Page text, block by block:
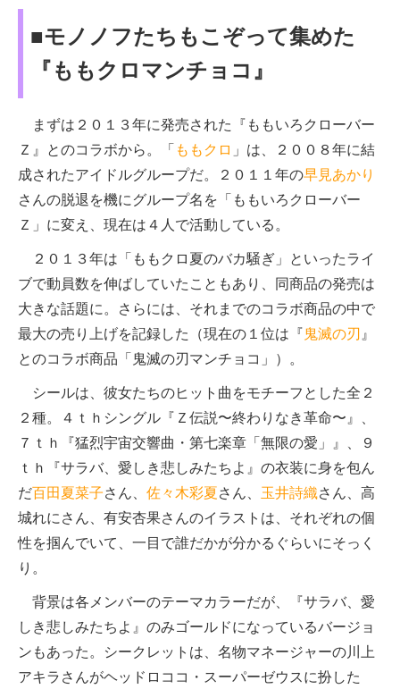
■モノノフたちもこぞって集めた
『ももクロマンチョコ』
まずは２０１３年に発売された『ももいろクローバー
Ｚ』とのコラボから。「 ももクロ 」は、２００８年に結
成されたアイドルグループだ。２０１１年の早見あかり
さんの脱退を機にグループ名を「ももいろクローバー
Ｚ」に変え、現在は４人で活動している。
２０１３年は「ももクロ夏のバカ騒ぎ」といったライ
ブで動員数を伸ばしていたこともあり、同商品の発売は
大きな話題に。さらには、それまでのコラボ商品の中で
最大の売り上げを記録した（現在の１位は『鬼滅の刃 』
とのコラボ商品「鬼滅の刃マンチョコ」）。
シールは、彼女たちのヒット曲をモチーフとした全２
２種。４ｔｈシングル『Ｚ伝説〜終わりなき革命〜』、
７ｔｈ『猛烈宇宙交響曲・第七楽章「無限の愛」』、９
ｔｈ『サラバ、愛しき悲しみたちよ』の衣装に身を包ん
だ百田夏菜子さん、 佐々木彩夏さん、 玉井詩織さん、高
城れにさん、有安杏果さんのイラストは、それぞれの個
性を掴んでいて、一目で誰だかが分かるぐらいにそっく
り。
背景は各メンバーのテーマカラーだが、『サラバ、愛
しき悲しみたちよ』のみゴールドになっているバージョ
ンもあった。シークレットは、名物マネージャーの川上
アキラさんがヘッドロココ・スーパーゼウスに扮した